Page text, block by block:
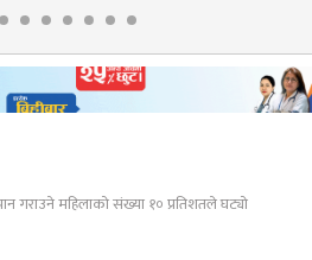
गराउने महिलाको संख्या १० प्रतिशतले घट्यो